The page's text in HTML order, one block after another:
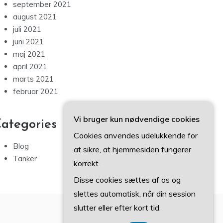
september 2021
august 2021
juli 2021
juni 2021
maj 2021
april 2021
marts 2021
februar 2021
Blog
Tanker
Vi bruger kun nødvendige cookies
Cookies anvendes udelukkende for
at sikre, at hjemmesiden fungerer
korrekt.
Disse cookies sættes af os og
slettes automatisk, når din session
slutter eller efter kort tid.